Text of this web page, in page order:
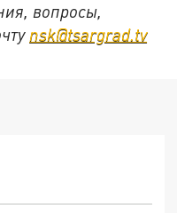
вопросы,
nsk@tsargrad.tv